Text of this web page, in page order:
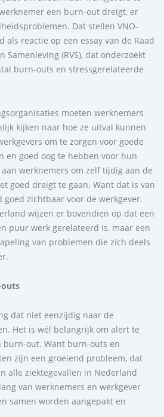
een burn-out dreigt, er
Dat stellen VNO-
als reactie op een essay van de Raad
Samenleving (RVS), dat onderzoekt
burn-outs en stressgerelateerde
moeten werknemers
kijken naar hoe ze uitval kunnen
om te zorgen voor goede
en goed oog te hebben voor hun
werknemers om zelf tijdig aan de
goed dreigt te gaan. Want dat is van
zichtbaar voor de werkgever.
wijzen er bovendien op dat een
puur werk gerelateerd is, maar een
van problemen die zich deels
dat niet eenzijdig naar de
Het is wél belangrijk om alert te
burn-out. Want burn-outs en
zijn een groeiend probleem, dat
alle ziektegevallen in Nederland
van werknemers en werkgever
samen worden aangepakt en